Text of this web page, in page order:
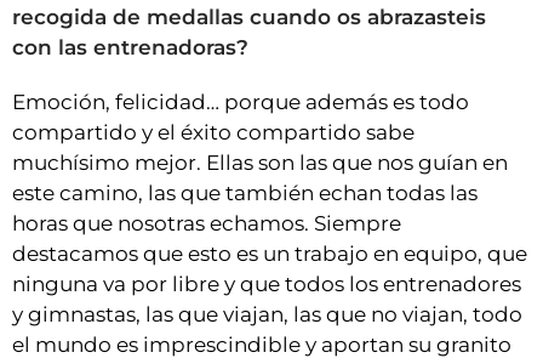
recogida de medallas cuando os abrazasteis
con las entrenadoras?
Emoción, felicidad… porque además es todo
compartido y el éxito compartido sabe
muchísimo mejor. Ellas son las que nos guían en
este camino, las que también echan todas las
horas que nosotras echamos. Siempre
destacamos que esto es un trabajo en equipo, que
ninguna va por libre y que todos los entrenadores
y gimnastas, las que viajan, las que no viajan, todo
el mundo es imprescindible y aportan su granito